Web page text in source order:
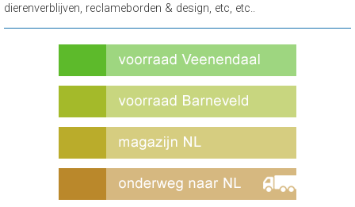
dierenverblijven, reclameborden & design, etc, etc..